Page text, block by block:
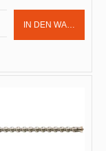
Anzahl:
IN DEN